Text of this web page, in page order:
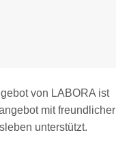
von LABORA ist
mit freundlicher
unterstützt.